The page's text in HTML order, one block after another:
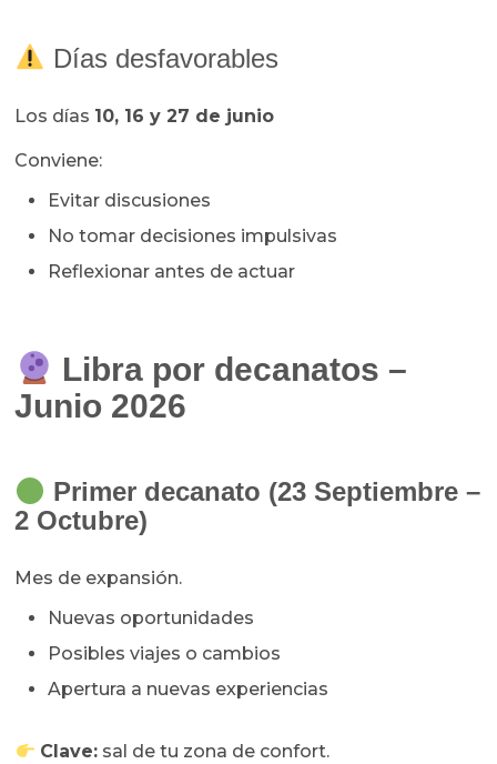
Días desfavorables
Los días 10, 16 y 27 de junio
Conviene:
Evitar discusiones
No tomar decisiones impulsivas
Reflexionar antes de actuar
Libra por decanatos –
Junio 2026
Primer decanato (23 Septiembre –
2 Octubre)
Mes de expansión.
Nuevas oportunidades
Posibles viajes o cambios
Apertura a nuevas experiencias
Clave:sal de tu zona de confort.